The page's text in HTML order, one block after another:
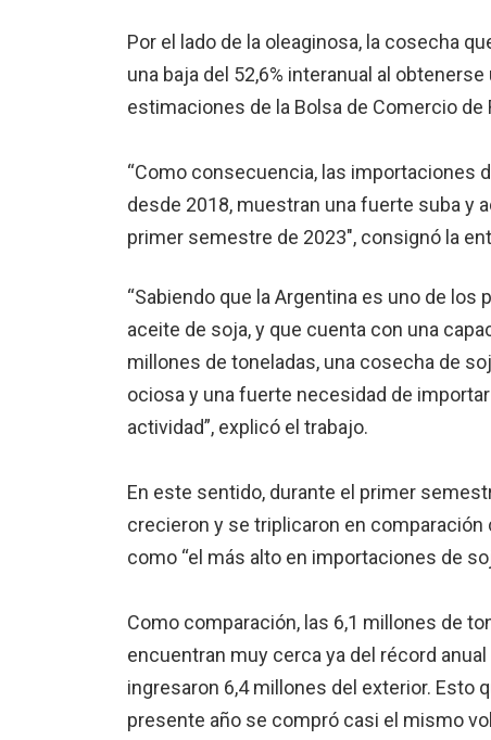
Por el lado de la oleaginosa, la cosecha
una baja del 52,6% interanual al
estimaciones de la Bolsa de Comercio de
“Como consecuencia, las importaciones
desde 2018, muestran una fuerte suba y
primer semestre de 2023″, consignó la
“Sabiendo que la Argentina es uno de
aceite de soja, y que cuenta con una
millones de toneladas, una cosecha de
ociosa y una fuerte necesidad de
actividad”, explicó el trabajo.
En este sentido, durante el primer
crecieron y se triplicaron en
como “el más alto en importaciones de
Como comparación, las 6,1 millones de
encuentran muy cerca ya del récord
ingresaron 6,4 millones del exterior. Esto
presente año se compró casi el mismo